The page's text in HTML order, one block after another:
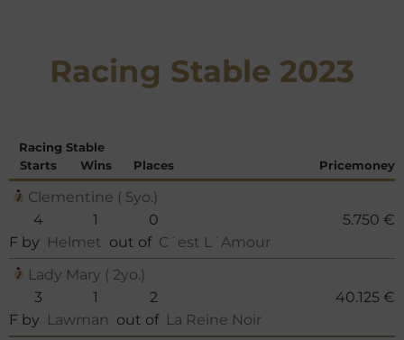
Racing Stable 2023
Racing Stable
Starts
Wins Places Pricemoney
Clementine ( 5yo.)
4
1 0
5.750 €
F by Helmet out of C´est L´Amour
Lady Mary ( 2yo.)
3
1 2
40.125 €
F by Lawman out of La Reine Noir